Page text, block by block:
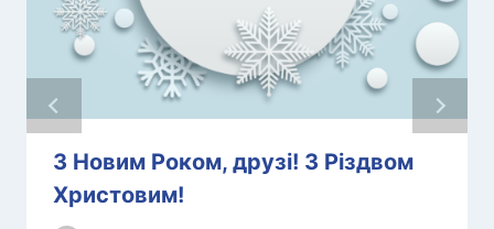
З Новим Роком, друзі! З Різдвом
Христовим!